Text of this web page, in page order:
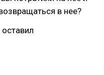
в нее?